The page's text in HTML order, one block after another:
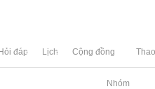
Hỏi đáp Lịch Cộng đồng
Nhóm